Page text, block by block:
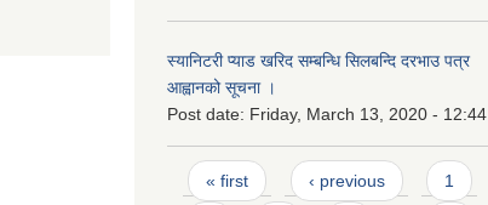
स्यानिटरी प्याड खरिद सम्बन्धि सिलबन्दि दरभाउ पत्र
आह्वानको सूचना ।
Post date: Friday, March 13, 2020 - 12:44
Pages
« first ‹ previous 1